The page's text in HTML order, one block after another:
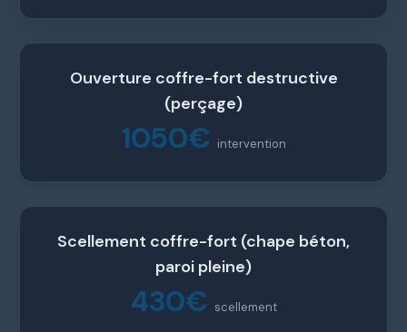
Ouverture coffre-fort destructive
(perçage)
1050€ intervention
Scellement coffre-fort (chape béton,
paroi pleine)
430€ scellement